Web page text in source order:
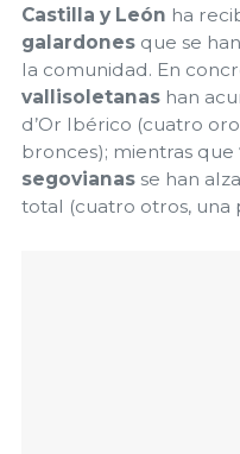
Castilla y León ha
galardones que se
la comunidad. En
vallisoletanas han
d’Or Ibérico (cuatro
bronces); mientras que
segovianas se han
total (cuatro otros, una